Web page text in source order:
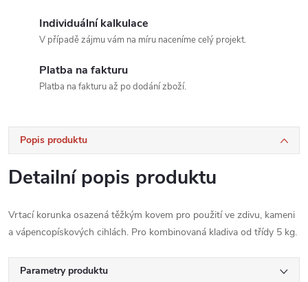
Individuální kalkulace
V případě zájmu vám na míru naceníme celý projekt.
Platba na fakturu
Platba na fakturu až po dodání zboží.
Popis produktu
Detailní popis produktu
Vrtací korunka osazená těžkým kovem pro použití ve zdivu, kameni
a vápencopískových cihlách. Pro kombinovaná kladiva od třídy 5 kg.
Parametry produktu